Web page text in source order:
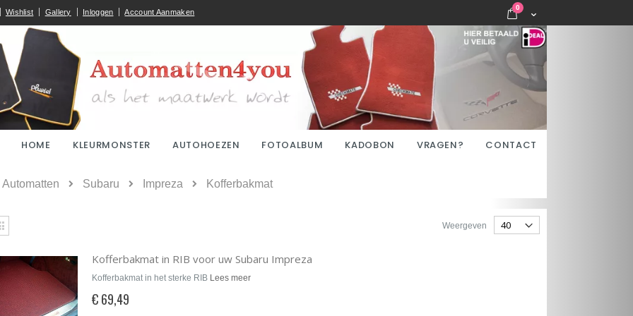
Wishlist Gallery Inloggen Account Aanmaken Cart
0 items
HOME KLEURMONSTER AUTOHOEZEN FOTOALBUM KADOBON VRAGEN? CONTACT
Automatten Subaru Impreza Kofferbakmat
Weergeven
Kofferbakmat in RIB voor uw Subaru Impreza
Kofferbakmat in het sterke RIB Lees meer
€ 69,49